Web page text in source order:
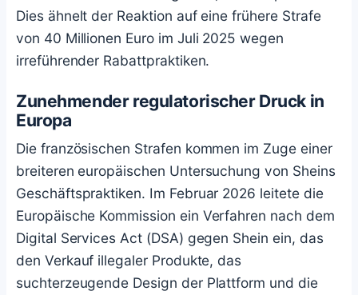
Dies ähnelt der Reaktion auf eine frühere Strafe
von 40 Millionen Euro im Juli 2025 wegen
irreführender Rabattpraktiken.
Zunehmender regulatorischer Druck in
Europa
Die französischen Strafen kommen im Zuge einer
breiteren europäischen Untersuchung von Sheins
Geschäftspraktiken. Im Februar 2026 leitete die
Europäische Kommission ein Verfahren nach dem
Digital Services Act (DSA) gegen Shein ein, das
den Verkauf illegaler Produkte, das
suchterzeugende Design der Plattform und die